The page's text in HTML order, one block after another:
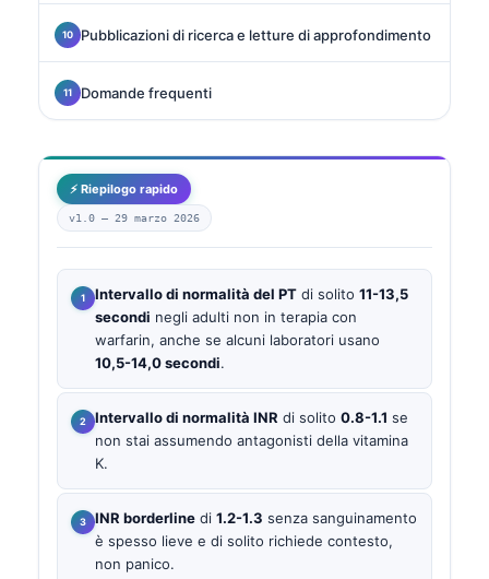
Pubblicazioni di ricerca e letture di approfondimento
Domande frequenti
⚡ Riepilogo rapido
v1.0 — 29 marzo 2026
Intervallo di normalità del PT di solito 11-13,5
secondi negli adulti non in terapia con
warfarin, anche se alcuni laboratori usano
10,5-14,0 secondi.
Intervallo di normalità INR di solito 0.8-1.1 se
non stai assumendo antagonisti della vitamina
K.
INR borderline di 1.2-1.3 senza sanguinamento
è spesso lieve e di solito richiede contesto,
non panico.